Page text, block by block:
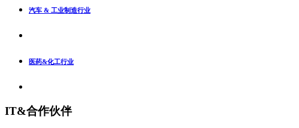
汽车 & 工业制造行业
医药&化工行业
IT&合作伙伴